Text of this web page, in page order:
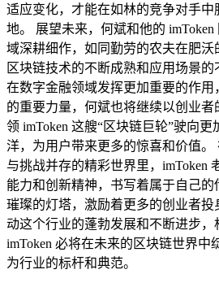
适应变化，才能在如林的竞争对手中
地。 展望未来，何斌和他的
域深耕细作，如同勤劳的农夫在肥
区块链技术的不断成熟和应用场景的
在数字金融领域发挥更加重要的作
的重要力量，何斌也将继续以创业
领 imToken 这艘“区块链巨轮”驶向
洋，为用户带来更多的惊喜和价值。
与挑战并存的精彩世界里，imToken
能力和创新精神，书写着属于自己的
璀璨的灯塔，激励着更多的创业者
动这个行业的蓬勃发展和不断进步，
imToken 必将在未来的区块链世界中
为行业的标杆和典范。